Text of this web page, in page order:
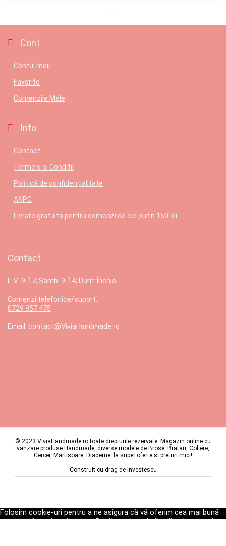
Cont
Contul meu
Favorite
Comenzile Mele
Info
Contact
Termeni si Conditii
Politică de confidențialitate
ANPC
Livrare gratuita pentru comenzi de cel putin 150 lei
Contact
L-V: 9-17; Samb: 9-14; Dum: Închis
Comenzi telefonice/suport:
0729 957 475
Email: contact@ViviaHandmade.ro
© 2023 ViviaHandmade.ro toate drepturile rezervate. Magazin online cu
vanzare produse Handmade, diverse modele de Brose, Bratari, Coliere,
Cercei, Martisoare, Diademe, la super oferte si preturi mici!
Construit cu drag de Investescu
Folosim cookie-uri pentru a ne asigura că vă oferim cea mai bună
experiență pe site-ul nostru. Dacă continuați să utilizați acest site,